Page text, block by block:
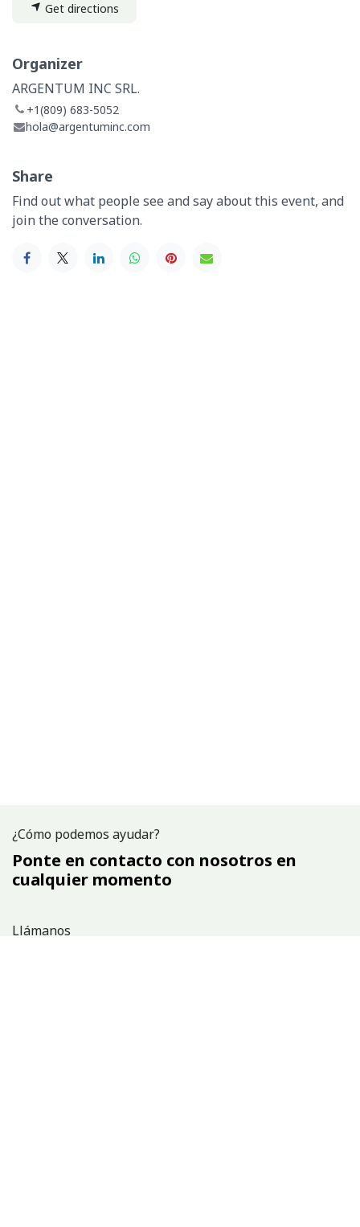
Get directions
Organizer
ARGENTUM INC SRL.
+1(809) 683-5052
hola@argentuminc.com
Share
Find out what people see and say about this event, and
join the conversation.
¿Cómo podemos ayudar?
Ponte en contacto con nosotros en
cualquier momento
Llámanos